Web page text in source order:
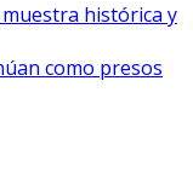
muestra histórica y
como presos